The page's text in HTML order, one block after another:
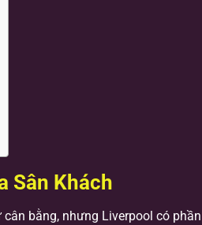
Sân Khách
bằng, nhưng Liverpool có